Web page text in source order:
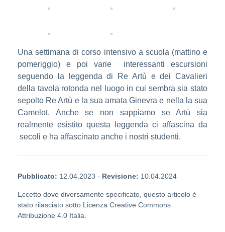
Una settimana di corso intensivo a scuola (mattino e
pomeriggio) e poi varie interessanti escursioni
seguendo la leggenda di Re Artù e dei Cavalieri
della tavola rotonda nel luogo in cui sembra sia stato
sepolto Re Artù e la sua amata Ginevra e nella la sua
Camelot. Anche se non sappiamo se Artù sia
realmente esistito questa leggenda ci affascina da
secoli e ha affascinato anche i nostri studenti.
Pubblicato: 12.04.2023 - Revisione: 10.04.2024
Eccetto dove diversamente specificato, questo articolo è
stato rilasciato sotto Licenza Creative Commons
Attribuzione 4.0 Italia.